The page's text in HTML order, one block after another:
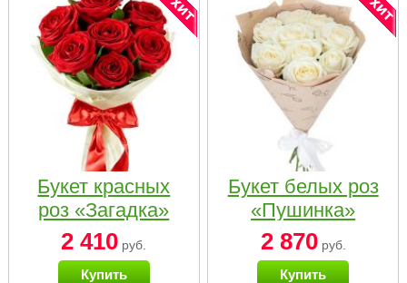
Букет красных
роз «Загадка»
2 410 руб.
Купить
Букет белых роз
«Пушинка»
2 870руб.
Купить